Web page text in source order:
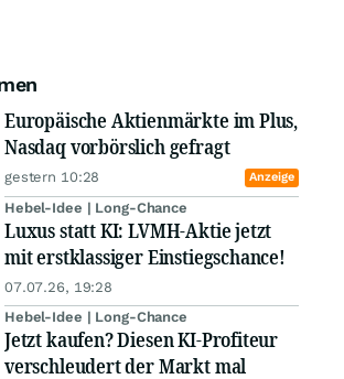
Europäische Aktienmärkte im Plus,
Nasdaq vorbörslich gefragt
gestern 10:28 Anzeige
Hebel-Idee | Long-Chance
Luxus statt KI: LVMH-Aktie jetzt
mit erstklassiger Einstiegschance!
07.07.26, 19:28
Hebel-Idee | Long-Chance
Jetzt kaufen? Diesen KI-Profiteur
verschleudert der Markt mal